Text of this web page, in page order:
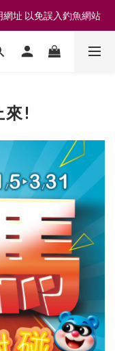
| 可門市取貨/安裝
址 以免誤入釣魚網站
| 可門市取貨/安裝
來!